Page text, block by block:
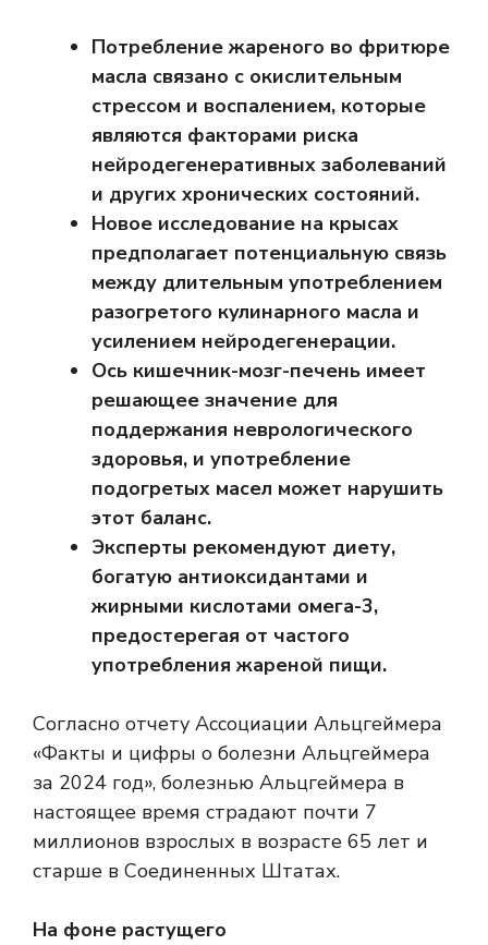
Потребление жареного во фритюре
масла связано с окислительным
стрессом и воспалением, которые
являются факторами риска
нейродегенеративных заболеваний
и других хронических состояний.
Новое исследование на крысах
предполагает потенциальную связь
между длительным употреблением
разогретого кулинарного масла и
усилением нейродегенерации.
Ось кишечник-мозг-печень имеет
решающее значение для
поддержания неврологического
здоровья, и употребление
подогретых масел может нарушить
этот баланс.
Эксперты рекомендуют диету,
богатую антиоксидантами и
жирными кислотами омега-3,
предостерегая от частого
употребления жареной пищи.
Согласно отчету Ассоциации Альцгеймера
«Факты и цифры о болезни Альцгеймера
за 2024 год», болезнью Альцгеймера в
настоящее время страдают почти 7
миллионов взрослых в возрасте 65 лет и
старше в Соединенных Штатах.
На фоне растущего